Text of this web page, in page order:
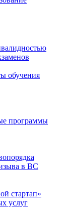
обучения
программы
в ВС
стартап»
услуг